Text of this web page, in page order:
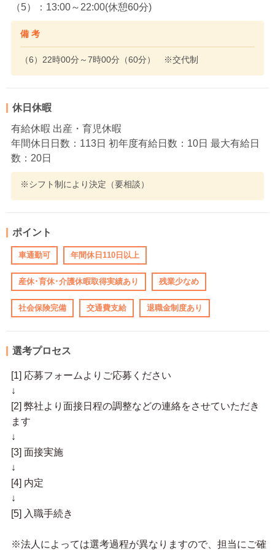
（5）：13:00～22:00(休憩60分)
備 考
（6）22時00分～7時00分（60分） ※交代制
休日休暇
有給休暇 出産・育児休暇
年間休日日数：113日 初年度有給日数：10日 最大有給日
数：20日
※シフト制により決定（要相談）
ポイント
車通勤可 年間休日110日以上
産休･育休･介護休暇取得実績あり 残業少なめ
社会保険完備 交通費支給 退職金制度あり
選考プロセス
[1] 応募フォームよりご応募ください
↓
[2] 弊社より面接日程の調整などの連絡をさせていただき
ます
↓
[3] 面接実施
↓
[4] 内定
↓
[5] 入職手続き
※法人によっては選考過程が異なりますので、担当にご確